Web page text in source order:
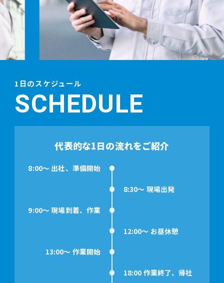
1日のスケジュール
SCHEDULE
代表的な1日の流れをご紹介
8:00～ 出社、準備開始
8:30～ 現場出発
9:00～ 現場到着、作業
12:00～ お昼休憩
13:00～ 作業開始
18:00 作業終了、帰社